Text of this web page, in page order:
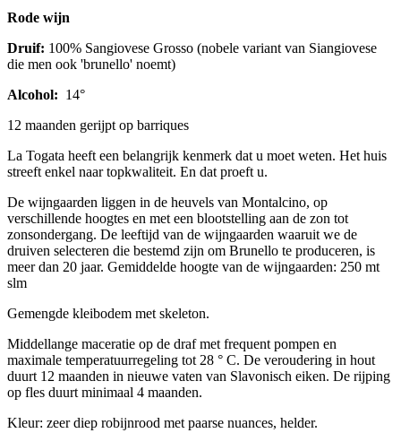
Rode wijn
Druif: 100% Sangiovese Grosso (nobele variant van Siangiovese
die men ook 'brunello' noemt)
Alcohol: 14°
12 maanden gerijpt op barriques
La Togata heeft een belangrijk kenmerk dat u moet weten. Het huis
streeft enkel naar topkwaliteit. En dat proeft u.
De wijngaarden liggen in de heuvels van Montalcino, op
verschillende hoogtes en met een blootstelling aan de zon tot
zonsondergang. De leeftijd van de wijngaarden waaruit we de
druiven selecteren die bestemd zijn om Brunello te produceren, is
meer dan 20 jaar. Gemiddelde hoogte van de wijngaarden: 250 mt
slm
​Gemengde kleibodem met skeleton.
Middellange maceratie op de draf met frequent pompen en
maximale temperatuurregeling tot 28 ° C. De veroudering in hout
duurt 12 maanden in nieuwe vaten van Slavonisch eiken. De rijping
op fles duurt minimaal 4 maanden.
Kleur: zeer diep robijnrood met paarse nuances, helder.